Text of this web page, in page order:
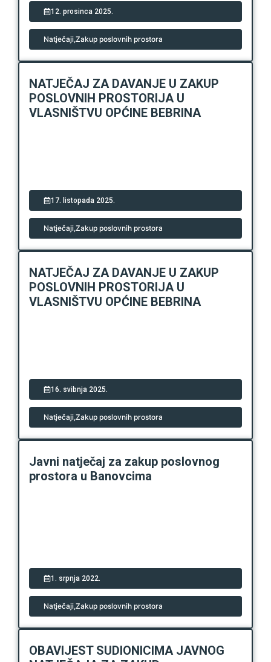
12. prosinca 2025.
Natječaji,Zakup poslovnih prostora
NATJEČAJ ZA DAVANJE U ZAKUP
POSLOVNIH PROSTORIJA U
VLASNIŠTVU OPĆINE BEBRINA
17. listopada 2025.
Natječaji,Zakup poslovnih prostora
NATJEČAJ ZA DAVANJE U ZAKUP
POSLOVNIH PROSTORIJA U
VLASNIŠTVU OPĆINE BEBRINA
16. svibnja 2025.
Natječaji,Zakup poslovnih prostora
Javni natječaj za zakup poslovnog
prostora u Banovcima
1. srpnja 2022.
Natječaji,Zakup poslovnih prostora
OBAVIJEST SUDIONICIMA JAVNOG